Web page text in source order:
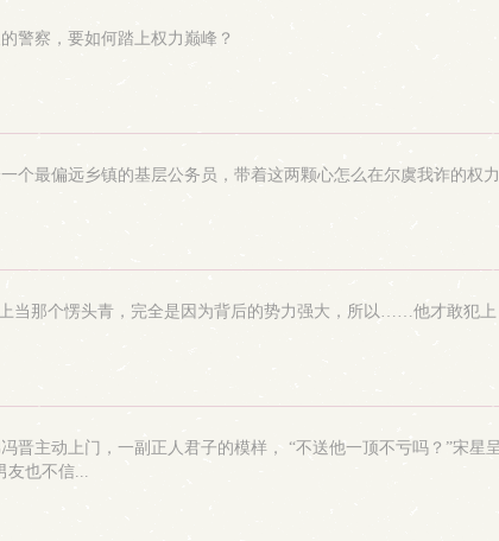
警察，要如何踏上权力巅峰？
个最偏远乡镇的基层公务员，带着这两颗心怎么在尔虞我诈的权
那个愣头青，完全是因为背后的势力强大，所以……他才敢犯上
晋主动上门，一副正人君子的模样， “不送他一顶不亏吗？”宋星
友也不信...